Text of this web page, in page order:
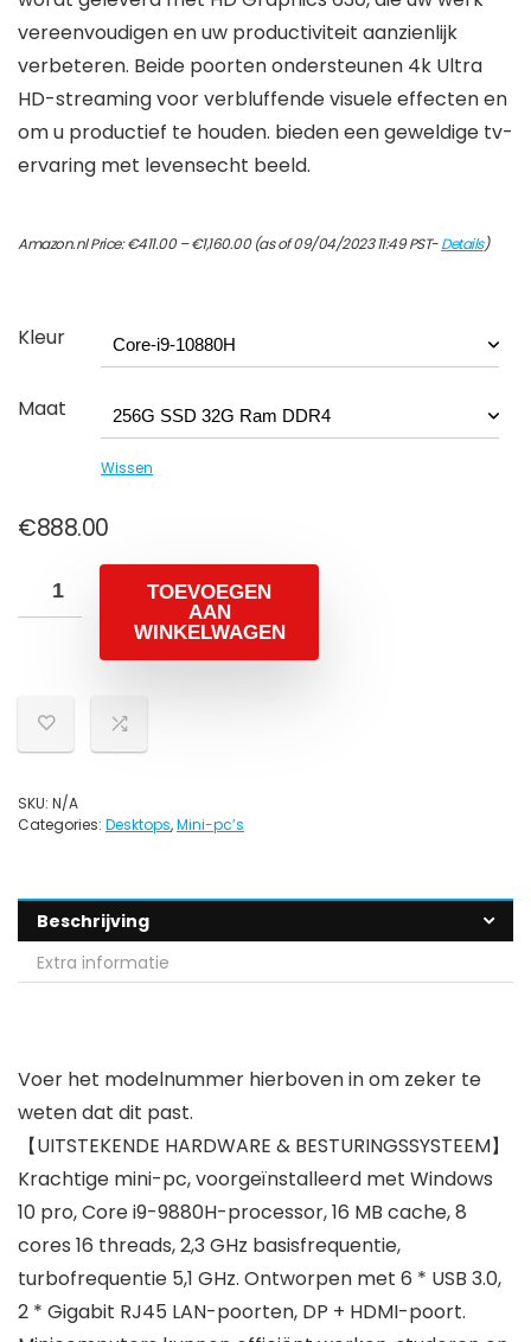
vereenvoudigen en uw productiviteit aanzienlijk
verbeteren. Beide poorten ondersteunen 4k Ultra
HD-streaming voor verbluffende visuele effecten en
om u productief te houden. bieden een geweldige tv-
ervaring met levensecht beeld.
Amazon.nl Price:€411.00 – €1,160.00€411.00
(as of 09/04/2023 11:49 PST-Details)
Kleur
Maat
Wissen
€888.00
TOEVOEGEN
AAN
WINKELWAGEN
SKU: N/A
Categories: Desktops,Mini-pc’s
Beschrijving
Extra informatie
Voer het modelnummer hierboven in om zeker te
weten dat dit past.
【UITSTEKENDE HARDWARE & BESTURINGSSYSTEEM】
Krachtige mini-pc, voorgeïnstalleerd met Windows
10 pro, Core i9-9880H-processor, 16 MB cache, 8
cores 16 threads, 2,3 GHz basisfrequentie,
turbofrequentie 5,1 GHz. Ontworpen met 6 * USB 3.0,
2 * Gigabit RJ45 LAN-poorten, DP + HDMI-poort.